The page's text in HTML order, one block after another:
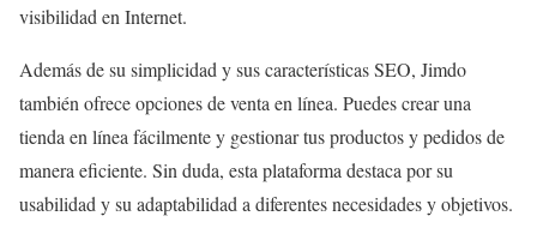
visibilidad en Internet.
Además de su simplicidad y sus características SEO, Jimdo
también ofrece opciones de venta en línea. Puedes crear una
tienda en línea fácilmente y gestionar tus productos y pedidos de
manera eficiente. Sin duda, esta plataforma destaca por su
usabilidad y su adaptabilidad a diferentes necesidades y objetivos.